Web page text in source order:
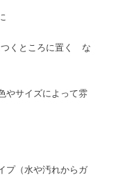
つくところに置く な
やサイズによって雰
プ（水や汚れからガ